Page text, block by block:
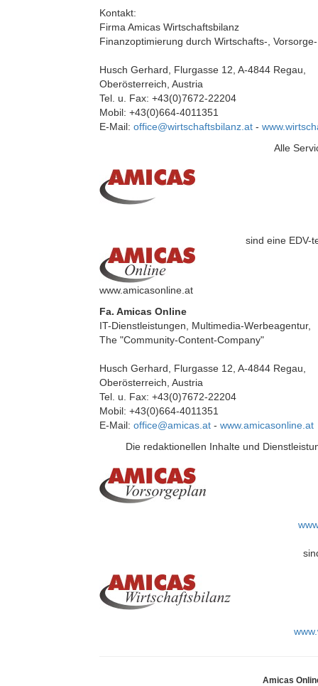
Kontakt:
Firma Amicas Wirtschaftsbilanz
Finanzoptimierung durch Wirtschafts-,
Husch Gerhard, Flurgasse 12, A-4844 Regau,
Oberösterreich, Austria
Tel. u. Fax: +43(0)7672-22204
Mobil: +43(0)664-4011351
E-Mail: office@wirtschaftsbilanz.at -
Alle
sind eine EDV-
www.amicasonline.at
Fa. Amicas Online
IT-Dienstleistungen, Multimedia-Werbeagentur,
The "Community-Content-Company"
Husch Gerhard, Flurgasse 12, A-4844 Regau,
Oberösterreich, Austria
Tel. u. Fax: +43(0)7672-22204
Mobil: +43(0)664-4011351
E-Mail: office@amicas.at - www.amicasonline.at
Die redaktionellen Inhalte und
Amicas